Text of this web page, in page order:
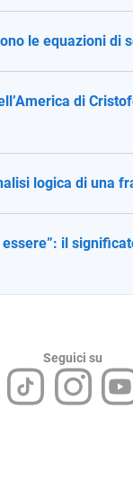
le equazioni di
di
logica di una
essere”: il
Seguici su